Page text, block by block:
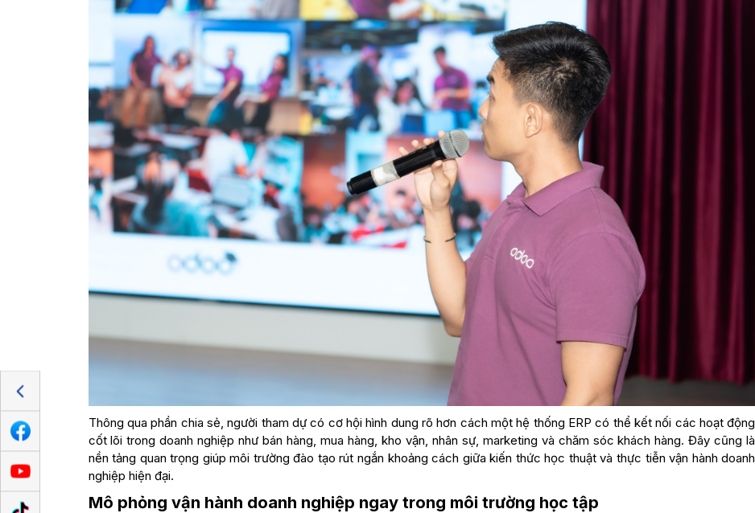
Thông qua phần chia sẻ, người tham dự có cơ hội hình dung rõ hơn cách một hệ thống ERP có thể kết nối các hoạt động
cốt lõi trong doanh nghiệp như bán hàng, mua hàng, kho vận, nhân sự, marketing và chăm sóc khách hàng. Đây cũng là
nền tảng quan trọng giúp môi trường đào tạo rút ngắn khoảng cách giữa kiến thức học thuật và thực tiễn vận hành doanh
nghiệp hiện đại.
Mô phỏng vận hành doanh nghiệp ngay trong môi trường học tập